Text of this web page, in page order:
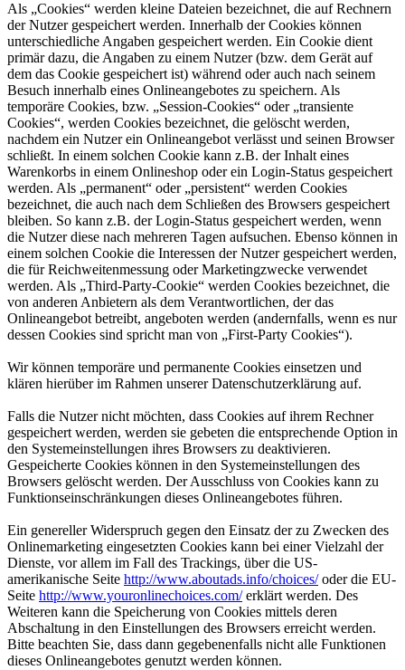
Als „Cookies“ werden kleine Dateien bezeichnet, die auf Rechnern
der Nutzer gespeichert werden. Innerhalb der Cookies können
unterschiedliche Angaben gespeichert werden. Ein Cookie dient
primär dazu, die Angaben zu einem Nutzer (bzw. dem Gerät auf
dem das Cookie gespeichert ist) während oder auch nach seinem
Besuch innerhalb eines Onlineangebotes zu speichern. Als
temporäre Cookies, bzw. „Session-Cookies“ oder „transiente
Cookies“, werden Cookies bezeichnet, die gelöscht werden,
nachdem ein Nutzer ein Onlineangebot verlässt und seinen Browser
schließt. In einem solchen Cookie kann z.B. der Inhalt eines
Warenkorbs in einem Onlineshop oder ein Login-Status gespeichert
werden. Als „permanent“ oder „persistent“ werden Cookies
bezeichnet, die auch nach dem Schließen des Browsers gespeichert
bleiben. So kann z.B. der Login-Status gespeichert werden, wenn
die Nutzer diese nach mehreren Tagen aufsuchen. Ebenso können in
einem solchen Cookie die Interessen der Nutzer gespeichert werden,
die für Reichweitenmessung oder Marketingzwecke verwendet
werden. Als „Third-Party-Cookie“ werden Cookies bezeichnet, die
von anderen Anbietern als dem Verantwortlichen, der das
Onlineangebot betreibt, angeboten werden (andernfalls, wenn es nur
dessen Cookies sind spricht man von „First-Party Cookies“).
Wir können temporäre und permanente Cookies einsetzen und
klären hierüber im Rahmen unserer Datenschutzerklärung auf.
Falls die Nutzer nicht möchten, dass Cookies auf ihrem Rechner
gespeichert werden, werden sie gebeten die entsprechende Option in
den Systemeinstellungen ihres Browsers zu deaktivieren.
Gespeicherte Cookies können in den Systemeinstellungen des
Browsers gelöscht werden. Der Ausschluss von Cookies kann zu
Funktionseinschränkungen dieses Onlineangebotes führen.
Ein genereller Widerspruch gegen den Einsatz der zu Zwecken des
Onlinemarketing eingesetzten Cookies kann bei einer Vielzahl der
Dienste, vor allem im Fall des Trackings, über die US-
amerikanische Seite http://www.aboutads.info/choices/oder die EU-
Seite http://www.youronlinechoices.com/erklärt werden. Des
Weiteren kann die Speicherung von Cookies mittels deren
Abschaltung in den Einstellungen des Browsers erreicht werden.
Bitte beachten Sie, dass dann gegebenenfalls nicht alle Funktionen
dieses Onlineangebotes genutzt werden können.